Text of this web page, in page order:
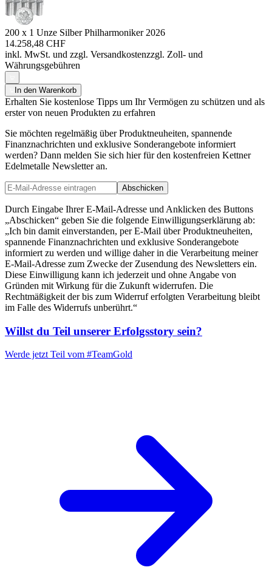
200 x 1 Unze Silber Philharmoniker 2026
14.258,48 CHF
inkl. MwSt. und zzgl. Versandkostenzzgl. Zoll- und
Währungsgebühren
In den Warenkorb
Erhalten Sie kostenlose Tipps um Ihr Vermögen zu schützen und als
erster von neuen Produkten zu erfahren
Sie möchten regelmäßig über Produktneuheiten, spannende
Finanznachrichten und exklusive Sonderangebote informiert
werden? Dann melden Sie sich hier für den kostenfreien Kettner
Edelmetalle Newsletter an.
Abschicken
Durch Eingabe Ihrer E-Mail-Adresse und Anklicken des Buttons
„Abschicken“ geben Sie die folgende Einwilligungserklärung ab:
„Ich bin damit einverstanden, per E-Mail über Produktneuheiten,
spannende Finanznachrichten und exklusive Sonderangebote
informiert zu werden und willige daher in die Verarbeitung meiner
E-Mail-Adresse zum Zwecke der Zusendung des Newsletters ein.
Diese Einwilligung kann ich jederzeit und ohne Angabe von
Gründen mit Wirkung für die Zukunft widerrufen. Die
Rechtmäßigkeit der bis zum Widerruf erfolgten Verarbeitung bleibt
im Falle des Widerrufs unberührt.“
Willst du Teil unserer Erfolgsstory sein?
Werde jetzt Teil vom #TeamGold